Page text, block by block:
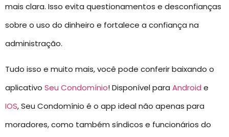
mais clara. Isso evita questionamentos e desconfianças
sobre o uso do dinheiro e fortalece a confiança na
administração.
Tudo isso e muito mais, você pode conferir baixando o
aplicativo Seu Condomínio! Disponível para Android e
IOS, Seu Condomínio é o app ideal não apenas para
moradores, como também síndicos e funcionários do